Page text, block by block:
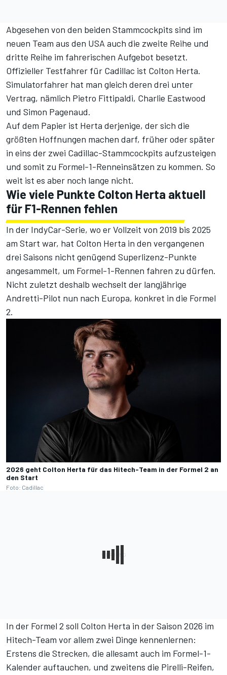
Abgesehen von den beiden Stammcockpits sind im
neuen Team aus den USA auch die zweite Reihe und
dritte Reihe im fahrerischen Aufgebot besetzt.
Offizieller Testfahrer für Cadillac ist Colton Herta.
Simulatorfahrer hat man gleich deren drei unter
Vertrag, nämlich Pietro Fittipaldi, Charlie Eastwood
und Simon Pagenaud.
Auf dem Papier ist Herta derjenige, der sich die
größten Hoffnungen machen darf, früher oder später
in eins der zwei Cadillac-Stammcockpits aufzusteigen
und somit zu Formel-1-Renneinsätzen zu kommen. So
weit ist es aber noch lange nicht.
Wie viele Punkte Colton Herta aktuell
für F1-Rennen fehlen
In der IndyCar-Serie, wo er Vollzeit von 2019 bis 2025
am Start war, hat Colton Herta in den vergangenen
drei Saisons nicht genügend Superlizenz-Punkte
angesammelt, um Formel-1-Rennen fahren zu dürfen.
Nicht zuletzt deshalb wechselt der langjährige
Andretti-Pilot nun nach Europa, konkret in die Formel
2.
2026 geht Colton Herta für das Hitech-Team in der Formel 2 an
den Start
Foto: Cadillac
In der Formel 2 soll Colton Herta in der Saison 2026 im
Hitech-Team vor allem zwei Dinge kennenlernen:
Erstens die Strecken, die allesamt auch im Formel-1-
Kalender auftauchen, und zweitens die Pirelli-Reifen,